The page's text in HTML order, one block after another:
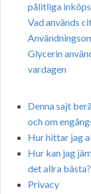
pålitliga
Vad används
Glycerin
vardagen
Denna sajt
och om
Hur hittar jag
Hur kan jag
det allra bästa?
Privacy